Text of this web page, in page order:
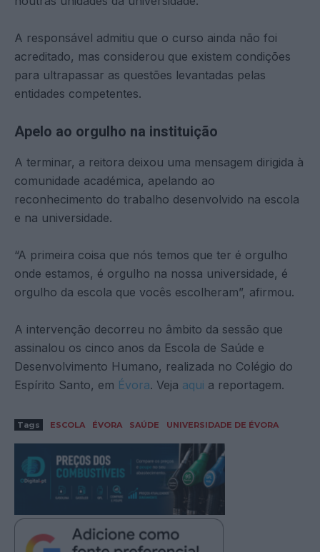
A responsável admitiu que o curso ainda não foi
acreditado, mas considerou que existem condições
para ultrapassar as questões levantadas pelas
entidades competentes.
Apelo ao orgulho na instituição
A terminar, a reitora deixou uma mensagem dirigida à
comunidade académica, apelando ao
reconhecimento do trabalho desenvolvido na escola
e na universidade.
“A primeira coisa que nós temos que ter é orgulho
onde estamos, é orgulho na nossa universidade, é
orgulho da escola que vocês escolheram”, afirmou.
A intervenção decorreu no âmbito da sessão que
assinalou os cinco anos da Escola de Saúde e
Desenvolvimento Humano, realizada no Colégio do
Espírito Santo, em Évora. Veja aqui a reportagem.
Tags ESCOLA ÉVORA SAÚDE UNIVERSIDADE DE ÉVORA